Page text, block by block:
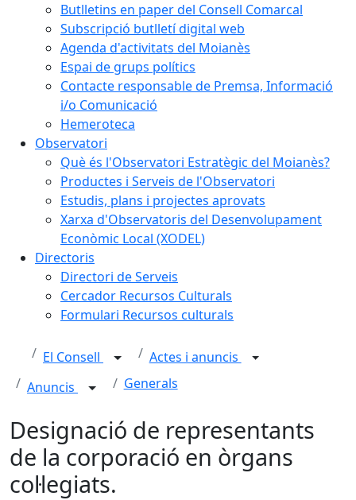
Butlletins en paper del Consell Comarcal
Subscripció butlletí digital web
Agenda d'activitats del Moianès
Espai de grups polítics
Contacte responsable de Premsa, Informació
i/o Comunicació
Hemeroteca
Observatori
Què és l'Observatori Estratègic del Moianès?
Productes i Serveis de l'Observatori
Estudis, plans i projectes aprovats
Xarxa d'Observatoris del Desenvolupament
Econòmic Local (XODEL)
Directoris
Directori de Serveis
Cercador Recursos Culturals
Formulari Recursos culturals
El Consell
Actes i anuncis
Anuncis
Generals
Designació de representants
de la corporació en òrgans
col·legiats.